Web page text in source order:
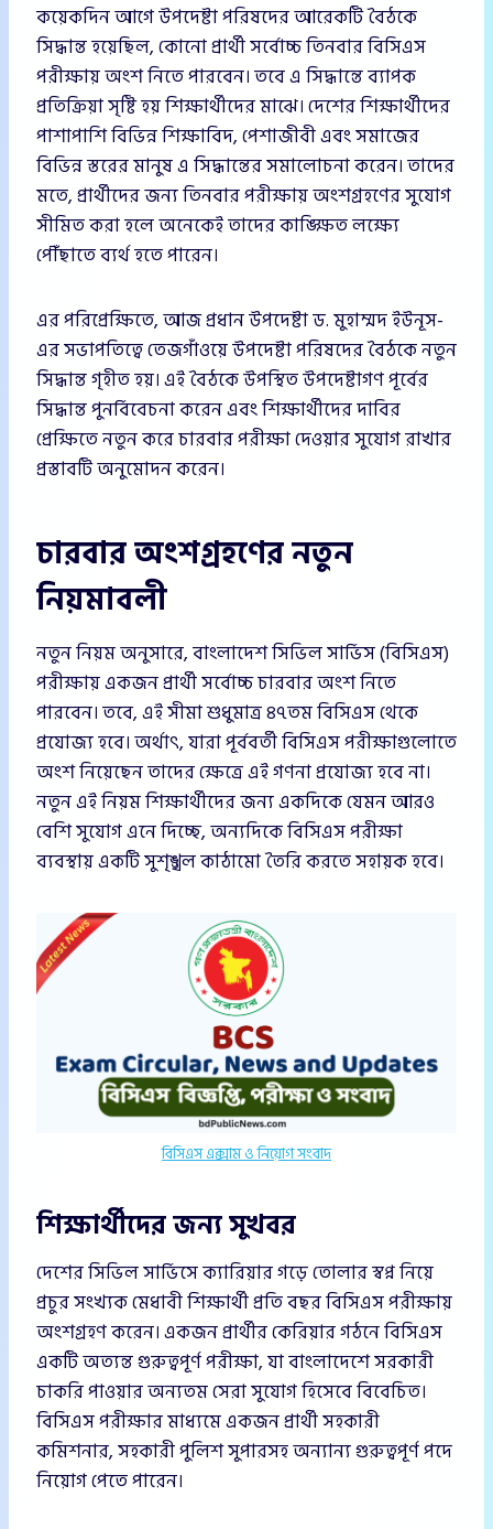
কয়েকদিন আগে উপদেষ্টা পরিষদের আরেকটি বৈঠকে
সিদ্ধান্ত হয়েছিল, কোনো প্রার্থী সর্বোচ্চ তিনবার বিসিএস
পরীক্ষায় অংশ নিতে পারবেন। তবে এ সিদ্ধান্তে ব্যাপক
প্রতিক্রিয়া সৃষ্টি হয় শিক্ষার্থীদের মাঝে। দেশের শিক্ষার্থীদের
পাশাপাশি বিভিন্ন শিক্ষাবিদ, পেশাজীবী এবং সমাজের
বিভিন্ন স্তরের মানুষ এ সিদ্ধান্তের সমালোচনা করেন। তাদের
মতে, প্রার্থীদের জন্য তিনবার পরীক্ষায় অংশগ্রহণের সুযোগ
সীমিত করা হলে অনেকেই তাদের কাঙ্ক্ষিত লক্ষ্যে
পৌঁছাতে ব্যর্থ হতে পারেন।
এর পরিপ্রেক্ষিতে, আজ প্রধান উপদেষ্টা ড. মুহাম্মদ ইউনূস-
এর সভাপতিত্বে তেজগাঁওয়ে উপদেষ্টা পরিষদের বৈঠকে নতুন
সিদ্ধান্ত গৃহীত হয়। এই বৈঠকে উপস্থিত উপদেষ্টাগণ পূর্বের
সিদ্ধান্ত পুনর্বিবেচনা করেন এবং শিক্ষার্থীদের দাবির
প্রেক্ষিতে নতুন করে চারবার পরীক্ষা দেওয়ার সুযোগ রাখার
প্রস্তাবটি অনুমোদন করেন।
চারবার অংশগ্রহণের নতুন
নিয়মাবলী
নতুন নিয়ম অনুসারে, বাংলাদেশ সিভিল সার্ভিস (বিসিএস)
পরীক্ষায় একজন প্রার্থী সর্বোচ্চ চারবার অংশ নিতে
পারবেন। তবে, এই সীমা শুধুমাত্র ৪৭তম বিসিএস থেকে
প্রযোজ্য হবে। অর্থাৎ, যারা পূর্ববর্তী বিসিএস পরীক্ষাগুলোতে
অংশ নিয়েছেন তাদের ক্ষেত্রে এই গণনা প্রযোজ্য হবে না।
নতুন এই নিয়ম শিক্ষার্থীদের জন্য একদিকে যেমন আরও
বেশি সুযোগ এনে দিচ্ছে, অন্যদিকে বিসিএস পরীক্ষা
ব্যবস্থায় একটি সুশৃঙ্খল কাঠামো তৈরি করতে সহায়ক হবে।
বিসিএস এক্সাম ও নিয়োগ সংবাদ
শিক্ষার্থীদের জন্য সুখবর
দেশের সিভিল সার্ভিসে ক্যারিয়ার গড়ে তোলার স্বপ্ন নিয়ে
প্রচুর সংখ্যক মেধাবী শিক্ষার্থী প্রতি বছর বিসিএস পরীক্ষায়
অংশগ্রহণ করেন। একজন প্রার্থীর কেরিয়ার গঠনে বিসিএস
একটি অত্যন্ত গুরুত্বপূর্ণ পরীক্ষা, যা বাংলাদেশে সরকারী
চাকরি পাওয়ার অন্যতম সেরা সুযোগ হিসেবে বিবেচিত।
বিসিএস পরীক্ষার মাধ্যমে একজন প্রার্থী সহকারী
কমিশনার, সহকারী পুলিশ সুপারসহ অন্যান্য গুরুত্বপূর্ণ পদে
নিয়োগ পেতে পারেন।